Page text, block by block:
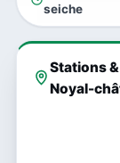
seiche
Stations
Noyal-